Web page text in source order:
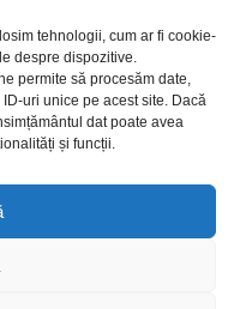
tehnologii, cum ar fi cookie-
despre dispozitive.
permite să procesăm date,
uri unice pe acest site. Dacă
dat poate avea
și funcții.
of